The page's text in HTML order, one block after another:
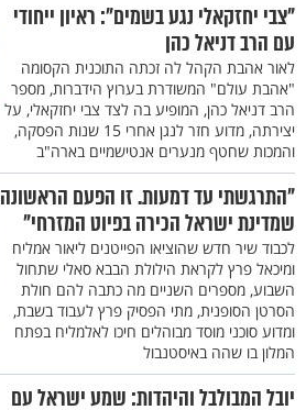
"צבי יחזקאלי נגע בשמים": ראיון ייחודי
עם הרב דניאל כהן
לאור אהבת הקהל לה זכתה התוכנית הקסומה
"אהבת עולם" המשודרת בערוץ הידברות, מספר
הרב דניאל כהן, המופיע בה לצד צבי יחזקאלי, על
יצירתה, מדוע חזר לנגן אחרי 15 שנות הפסקה,
והמכות שחטף מנערים אנטישמיים בארה"ב
"התרגשתי עד דמעות. זו הפעם הראשונה
שמדינת ישראל הכירה בפיוט המזרחי"
לכבוד שיר חדש שהוציאו הפייטנים ליאור אמליח
ומיכאל פרץ לקראת הילולת הבבא סאלי שתחול
השבוע, מספרים השניים מה כתבה להם חולת
הסרטן הסופנית, מתי הפסיק פרץ לעבוד בשבת,
ומדוע סוכני מוסד מבוהלים חיכו לאלמליח בפתח
המלון בו שהה באיסטנבול
יובל המבולבל והיהדות: שמע ישראל עם